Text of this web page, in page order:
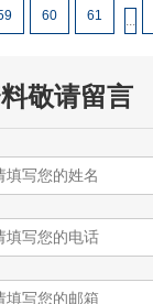
60 61 ...
敬请留言